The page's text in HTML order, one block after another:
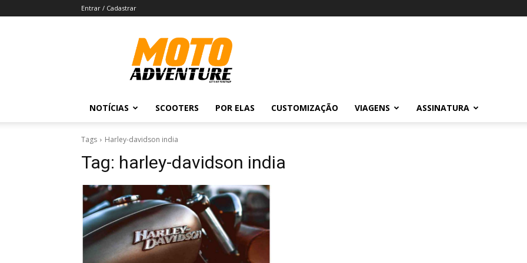
Entrar / Cadastrar
Revista
Moto
Adventure
NOTÍCIAS SCOOTERS POR ELAS CUSTOMIZAÇÃO VIAGENS ASSINATURA
Tags Harley-davidson india
Tag: harley-davidson india